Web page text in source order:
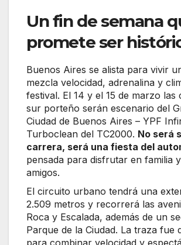
Un fin de semana
promete ser
Buenos Aires se alista para vivir
mezcla velocidad, adrenalina y
festival. El 14 y el 15 de marzo las
sur porteño serán escenario del
Ciudad de Buenos Aires – YPF
Turboclean del TC2000. No será
carrera, será una fiesta del
pensada para disfrutar en familia
amigos.
El circuito urbano tendrá una
2.509 metros y recorrerá las
Roca y Escalada, además de un
Parque de la Ciudad. La traza fue
para combinar velocidad y